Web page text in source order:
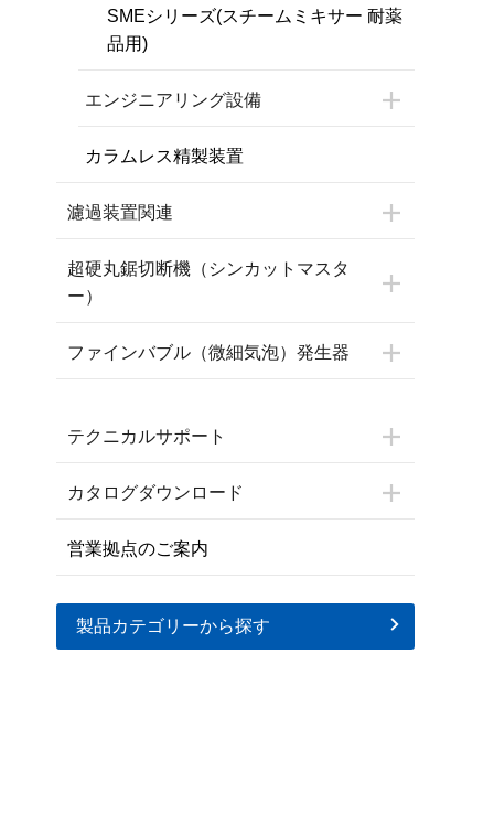
SMEシリーズ(スチームミキサー 耐薬
品用)
エンジニアリング設備
カラムレス精製装置
濾過装置関連
超硬丸鋸切断機（シンカットマスタ
ー）
ファインバブル（微細気泡）発生器
テクニカルサポート
カタログダウンロード
営業拠点のご案内
製品カテゴリーから探す